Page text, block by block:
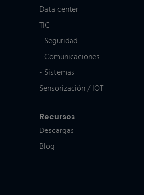
Data center
TIC
- Seguridad
- Comunicaciones
- Sistemas
Sensorización / IOT
Recursos
Descargas
Blog